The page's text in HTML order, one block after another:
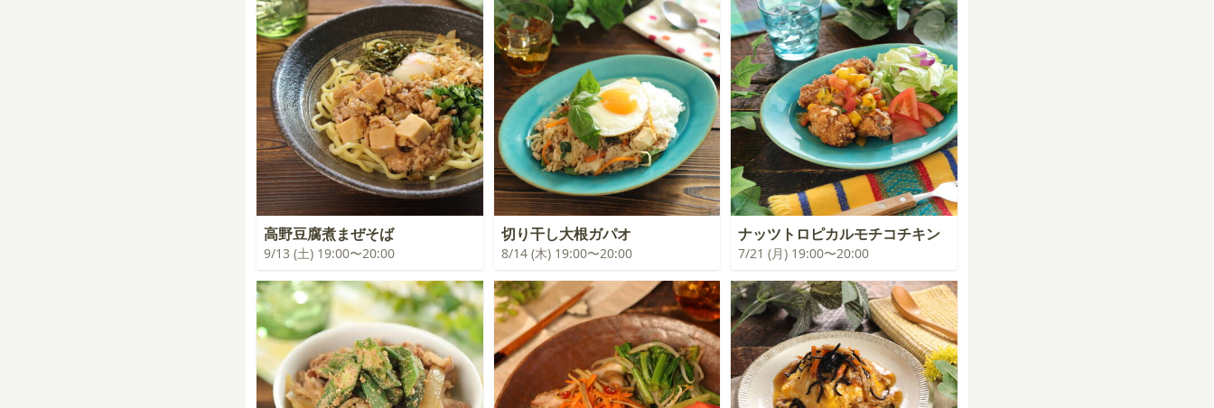
高野豆腐煮まぜそば
9/13 (土) 19:00〜20:00
切り干し大根ガパオ
8/14 (木) 19:00〜20:00
ナッツトロピカルモチコチキン
7/21 (月) 19:00〜20:00